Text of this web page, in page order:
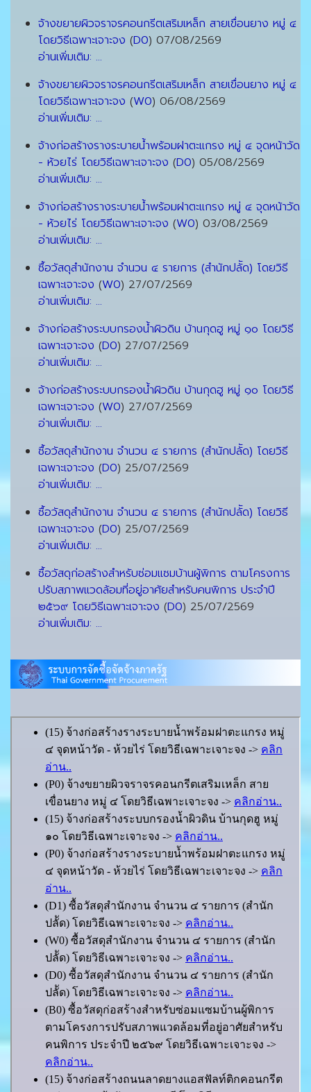
จ้างขยายผิวจราจรคอนกรีตเสริมเหล็ก สายเขื่อนยาง หมู่ ๔
โดยวิธีเฉพาะเจาะจง (D0) 07/08/2569
อ่านเพิ่มเติม: ...
จ้างขยายผิวจราจรคอนกรีตเสริมเหล็ก สายเขื่อนยาง หมู่ ๔
โดยวิธีเฉพาะเจาะจง (W0) 06/08/2569
อ่านเพิ่มเติม: ...
จ้างก่อสร้างรางระบายน้ำพร้อมฝาตะแกรง หมู่ ๔ จุดหน้าวัด
- ห้วยไร่ โดยวิธีเฉพาะเจาะจง (D0) 05/08/2569
อ่านเพิ่มเติม: ...
จ้างก่อสร้างรางระบายน้ำพร้อมฝาตะแกรง หมู่ ๔ จุดหน้าวัด
- ห้วยไร่ โดยวิธีเฉพาะเจาะจง (W0) 03/08/2569
อ่านเพิ่มเติม: ...
ซื้อวัสดุสำนักงาน จำนวน ๔ รายการ (สำนักปลััด) โดยวิธี
เฉพาะเจาะจง (W0) 27/07/2569
อ่านเพิ่มเติม: ...
จ้างก่อสร้างระบบกรองน้ำผิวดิน บ้านกุดฮู หมู่ ๑๐ โดยวิธี
เฉพาะเจาะจง (D0) 27/07/2569
อ่านเพิ่มเติม: ...
จ้างก่อสร้างระบบกรองน้ำผิวดิน บ้านกุดฮู หมู่ ๑๐ โดยวิธี
เฉพาะเจาะจง (W0) 27/07/2569
อ่านเพิ่มเติม: ...
ซื้อวัสดุสำนักงาน จำนวน ๔ รายการ (สำนักปลััด) โดยวิธี
เฉพาะเจาะจง (D0) 25/07/2569
อ่านเพิ่มเติม: ...
ซื้อวัสดุสำนักงาน จำนวน ๔ รายการ (สำนักปลััด) โดยวิธี
เฉพาะเจาะจง (D0) 25/07/2569
อ่านเพิ่มเติม: ...
ซื้อวัสดุก่อสร้างสำหรับซ่อมแซมบ้านผู้พิการ ตามโครงการ
ปรับสภาพแวดล้อมที่อยู่อาศัยสำหรับคนพิการ ประจำปี
๒๕๖๙ โดยวิธีเฉพาะเจาะจง (D0) 25/07/2569
อ่านเพิ่มเติม: ...